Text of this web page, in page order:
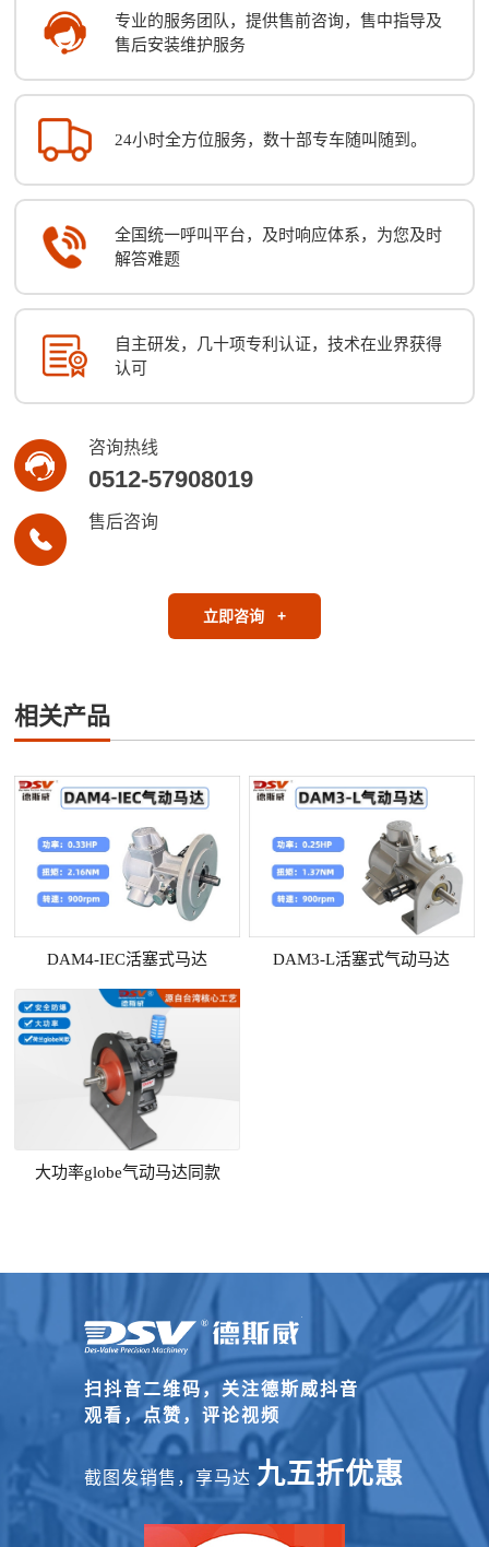
专业的服务团队，提供售前咨询，售中指导及
售后安装维护服务
24小时全方位服务，数十部专车随叫随到。
全国统一呼叫平台，及时响应体系，为您及时
解答难题
自主研发，几十项专利认证，技术在业界获得
认可
咨询热线
0512-57908019
售后咨询
立即咨询 +
相关产品
DAM4-IEC活塞式马达 DAM3-L活塞式气动马达
大功率globe气动马达同款
扫抖音二维码，关注德斯威抖音
观看，点赞，评论视频
截图发销售，享马达 九五折优惠